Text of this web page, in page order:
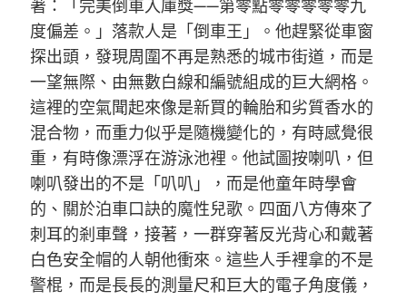
著：「完美倒車入庫獎——第零點零零零零零九
度偏差。」落款人是「倒車王」。他趕緊從車窗
探出頭，發現周圍不再是熟悉的城市街道，而是
一望無際、由無數白線和編號組成的巨大網格。
這裡的空氣聞起來像是新買的輪胎和劣質香水的
混合物，而重力似乎是隨機變化的，有時感覺很
重，有時像漂浮在游泳池裡。他試圖按喇叭，但
喇叭發出的不是「叭叭」，而是他童年時學會
的、關於泊車口訣的魔性兒歌。四面八方傳來了
刺耳的剎車聲，接著，一群穿著反光背心和戴著
白色安全帽的人朝他衝來。這些人手裡拿的不是
警棍，而是長長的測量尺和巨大的電子角度儀，